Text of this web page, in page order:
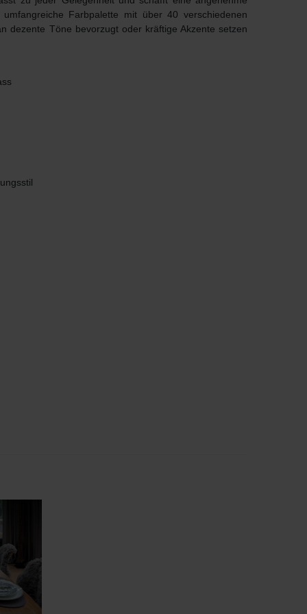
Farbpalette mit über 40 verschiedenen
dezente Töne bevorzugt oder kräftige Akzente setzen